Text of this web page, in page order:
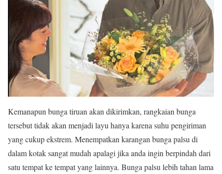
Kemanapun bunga tiruan akan dikirimkan, rangkaian bunga
tersebut tidak akan menjadi layu hanya karena suhu pengiriman
yang cukup ekstrem. Menempatkan karangan bunga palsu di
dalam kotak sangat mudah apalagi jika anda ingin berpindah dari
satu tempat ke tempat yang lainnya. Bunga palsu lebih tahan lama